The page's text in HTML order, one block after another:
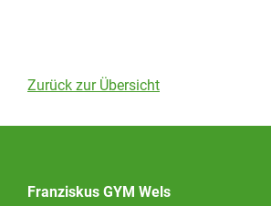
Zurück zur Übersicht
Franziskus GYM Wels